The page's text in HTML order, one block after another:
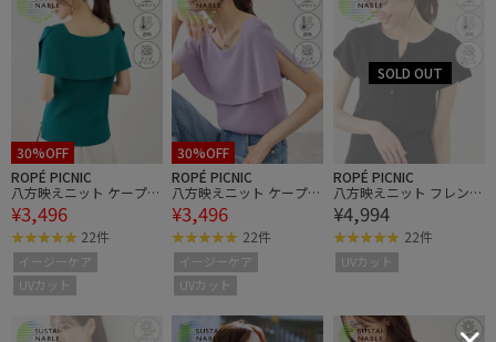
30%OFF
ROPÉ PICNIC
八方映えニット ケープニ
ットプルオーバー/UVカ
ット・イージーケア
¥3,496
22件
イージーケア
UVカット
30%OFF
ROPÉ PICNIC
八方映えニット ケープニ
ットプルオーバー/UVカ
ット・イージーケア
¥3,496
22件
イージーケア
UVカット
ROPÉ PICNIC
八方映えニット フレンチ
スリーブキーネックニッ
トプルオーバー/UVカッ
ト・イージーケア
¥4,994
22件
UVカット